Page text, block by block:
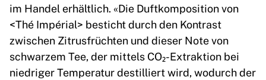
im Handel erhältlich. «Die Duftkomposition von
<Thé Impérial> besticht durch den Kontrast
zwischen Zitrusfrüchten und dieser Note von
schwarzem Tee, der mittels CO₂-Extraktion bei
niedriger Temperatur destilliert wird, wodurch der